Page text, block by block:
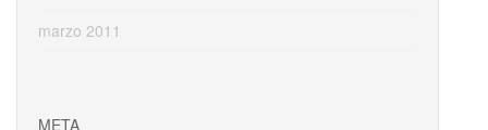
marzo 2011
META